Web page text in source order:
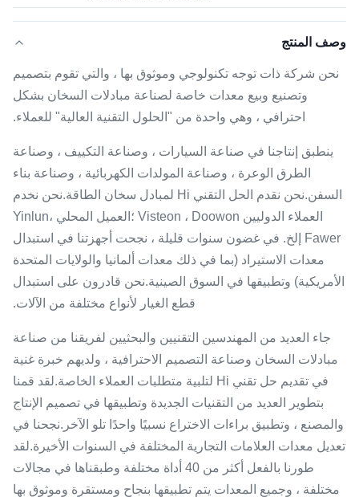
وصف المنتج
نحن شركة ذات توجه تكنولوجي وموثوق بها ، والتي تقوم بتصميم
وتصنيع وبيع معدات خاصة لصناعة مبادلات السخان بشكل
احترافي ، وهي واحدة من "الحلول التقنية العالية" للعملاء.
ينطبق إنتاجنا في صناعة السيارات ، وصناعة التكييف ، وصناعة
الطرق الوعرة ، وصناعة المولدات الكهربائية ، وصناعة بناء
السفن.نحن نقدم الحل التقني Hi لمبادل سخان الطاقة.نحن نخدم
العملاء الدوليين Visteon ، Doowon ؛العميل المحلي Yinlun،
Fawer إلخ. في غضون سنوات قليلة ، نجحت أجهزتنا في استبدال
معدات الاستيراد (بما في ذلك معدات ألمانيا والولايات المتحدة
الأمريكية) وتطبيقها في السوق الصينية.نحن قادرون على استبدال
قطع الغيار لأنواع مختلفة من الآلات.
جاء العديد من المهندسين التقنيين والبحثيين لفريقنا من صناعة
مبادلات السخان وصناعة التصميم الاحترافية ، ولديهم خبرة غنية
في تقديم حل تقني Hi لتلبية متطلبات العملاء الخاصة.لقد قمنا
بتطوير العديد من التقنيات الجديدة وتطبيقها في تصميم الإنتاج
والمصنع ، وتطبيق براءات الاختراع نسبيًا واحدًا تلو الآخر.نجحنا في
تعديل معدات العلامات التجارية المختلفة في السنوات الأخيرة.لقد
طورنا بالفعل أكثر من 40 أداة مختلفة وطبقناها في مجالات
مختلفة ، وجميع المعدات يتم تطبيقها بنجاح ومستقرة وموثوق بها